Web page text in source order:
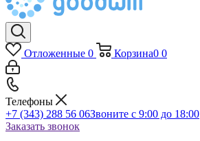
Отложенные 0 Корзина0 0
Телефоны
+7 (343) 288 56 06Звоните с 9:00 до 18:00
Заказать звонок